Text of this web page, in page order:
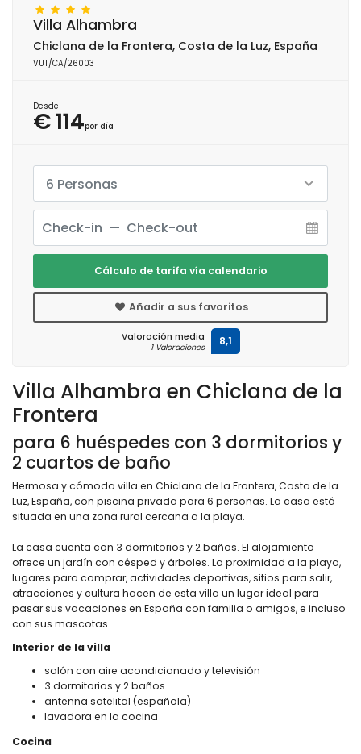
Villa Alhambra en Chiclana de la
Frontera
para 6 huéspedes con 3 dormitorios y
2 cuartos de baño
Hermosa y cómoda villa en Chiclana de la Frontera, Costa de la
Luz, España, con piscina privada para 6 personas. La casa está
situada en una zona rural cercana a la playa.
La casa cuenta con 3 dormitorios y 2 baños. El alojamiento
ofrece un jardín con césped y árboles. La proximidad a la playa,
lugares para comprar, actividades deportivas, sitios para salir,
atracciones y cultura hacen de esta villa un lugar ideal para
pasar sus vacaciones en España con familia o amigos, e incluso
con sus mascotas.
Interior de la villa
salón con aire acondicionado y televisión
3 dormitorios y 2 baños
antenna satelital (española)
lavadora en la cocina
Cocina
Villa Alhambra
Chiclana de la Frontera, Costa de la Luz, España
VUT/CA/26003
Desde
€ 114por día
6 Personas
Cálculo de tarifa vía calendario
Añadir a sus favoritos
Valoración media
1 Valoraciones 8,1